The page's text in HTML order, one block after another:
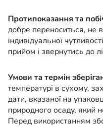
Протипоказання та
добре переноситься, не
індивідуальної
прийом і звернутись до
Умови та термін
температурі в сухому,
дати, вказаної на
природного осаду, який
Перед використанням